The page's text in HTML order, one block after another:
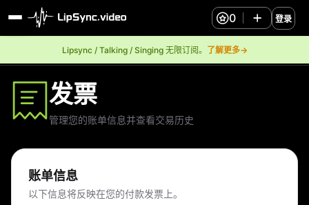
Lipsync / Talking / Singing 无限订阅。 了解更多→
0 登录
发票
管理您的账单信息并查看交易历史
账单信息
以下信息将反映在您的付款发票上。